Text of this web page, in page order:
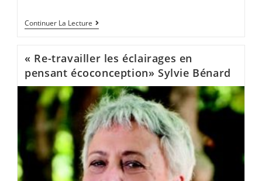
Continuer La Lecture
« Re-travailler les éclairages en
pensant écoconception» Sylvie Bénard